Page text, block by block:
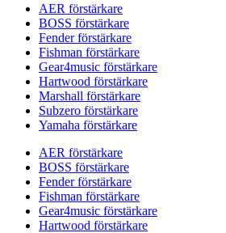
AER förstärkare
BOSS förstärkare
Fender förstärkare
Fishman förstärkare
Gear4music förstärkare
Hartwood förstärkare
Marshall förstärkare
Subzero förstärkare
Yamaha förstärkare
AER förstärkare
BOSS förstärkare
Fender förstärkare
Fishman förstärkare
Gear4music förstärkare
Hartwood förstärkare